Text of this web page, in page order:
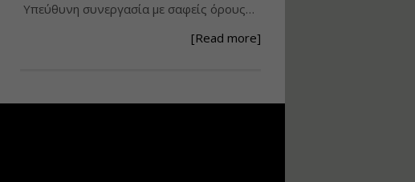
Υπεύθυνη συνεργασία με σαφείς όρους…
[Read more]
Έργων με τον
Ν.4782/2021
Διάρκεια: 18 ώρες